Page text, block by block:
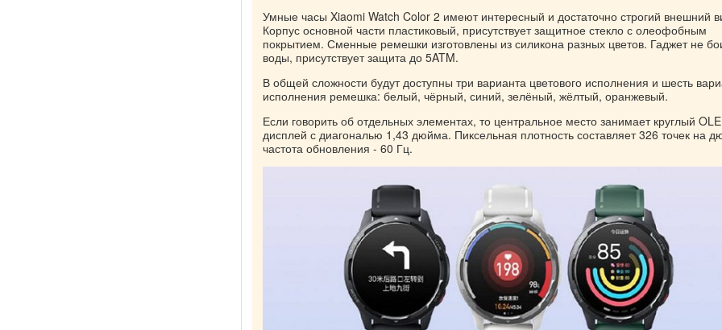
Умные часы Xiaomi Watch Color 2 имеют интересный и достаточно строгий внешний
Корпус основной части пластиковый, присутствует защитное стекло с олеофобным
покрытием. Сменные ремешки изготовлены из силикона разных цветов. Гаджет не
воды, присутствует защита до 5ATM.
В общей сложности будут доступны три варианта цветового исполнения и шесть
исполнения ремешка: белый, чёрный, синий, зелёный, жёлтый, оранжевый.
Если говорить об отдельных элементах, то центральное место занимает круглый
дисплей с диагональю 1,43 дюйма. Пиксельная плотность составляет 326 точек на
частота обновления - 60 Гц.